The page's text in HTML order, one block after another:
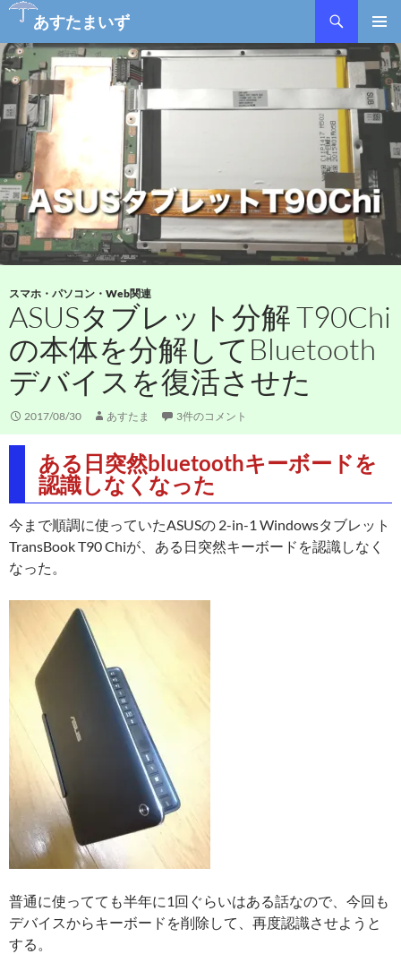
あすたまいず
メインメ
ニュー
ン
テ
ン
ツ
へ
キ
ッ
プ
スマホ・パソコン・Web関連
ASUSタブレット分解 T90Chi
の本体を分解してBluetooth
デバイスを復活させた
2017/08/30 あすたま 3件のコメント
ある日突然bluetoothキーボードを
認識しなくなった
今まで順調に使っていたASUSの 2-in-1 Windowsタブレット
TransBook T90 Chiが、ある日突然キーボードを認識しなく
なった。
普通に使ってても半年に1回ぐらいはある話なので、今回も
デバイスからキーボードを削除して、再度認識させようと
する。